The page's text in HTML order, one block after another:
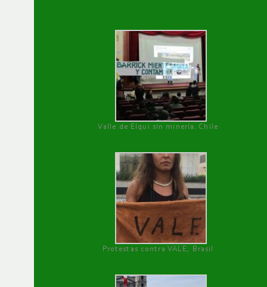
Valle de Elqui sin minería. Chile
Protestas contra VALE, Brasil